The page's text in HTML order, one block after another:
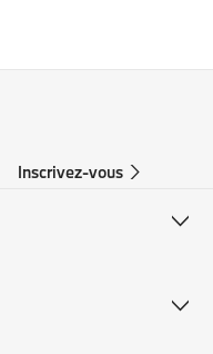
Inscrivez-vous